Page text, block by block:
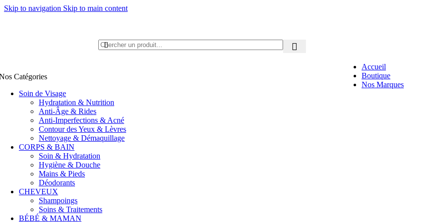
Skip to navigation Skip to main content
Catégories
Soin de Visage
Hydratation & Nutrition
Anti-Âge & Rides
Anti-Imperfections & Acné
Contour des Yeux & Lèvres
Nettoyage & Démaquillage
CORPS & BAIN
Soin & Hydratation
Hygiène & Douche
Mains & Pieds
Déodorants
CHEVEUX
Shampoings
Soins & Traitements
BÉBÉ & MAMAN
Accueil
Boutique
Nos Marques